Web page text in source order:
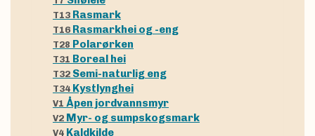
T13 Rasmark
T16 Rasmarkhei og -eng
T28 Polarørken
T31 Boreal hei
T32 Semi-naturlig eng
T34 Kystlynghei
V1 Åpen jordvannsmyr
V2 Myr- og sumpskogsmark
V4 Kaldkilde